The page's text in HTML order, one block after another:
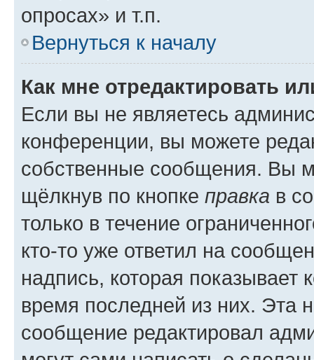
опросах» и т.п.
Вернуться к началу
Как мне отредактировать
Если вы не являетесь
конференции, вы можете
собственные сообщения. Вы
щёлкнув по кнопке правка в
только в течение
кто-то уже ответил на
надпись, которая показывает
время последней из них. Эта
сообщение редактировал